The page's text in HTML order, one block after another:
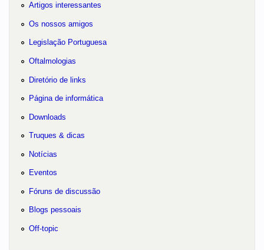
Artigos interessantes
Os nossos amigos
Legislação Portuguesa
Oftalmologias
Diretório de links
Página de informática
Downloads
Truques & dicas
Notícias
Eventos
Fóruns de discussão
Blogs pessoais
Off-topic